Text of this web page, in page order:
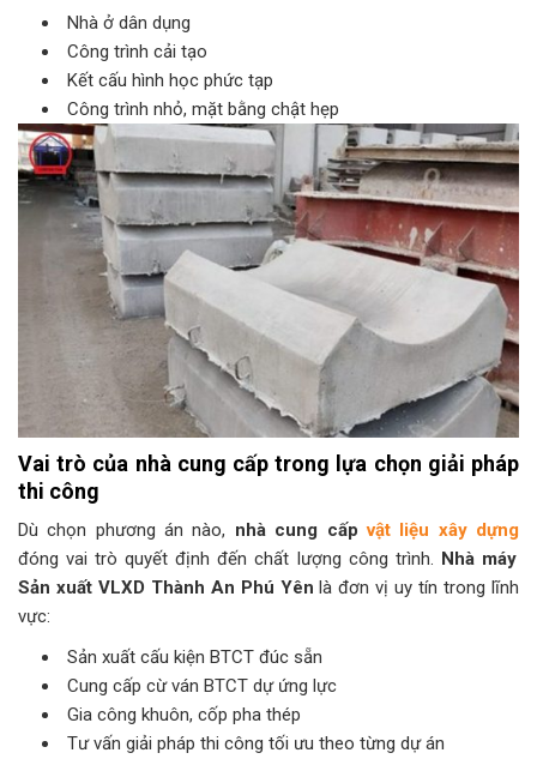
Nhà ở dân dụng
Công trình cải tạo
Kết cấu hình học phức tạp
Công trình nhỏ, mặt bằng chật hẹp
Vai trò của nhà cung cấp trong lựa chọn giải pháp
thi công
Dù chọn phương án nào, nhà cung cấpvật liệu xây dựng
đóng vai trò quyết định đến chất lượng công trình. Nhà máy
Sản xuất VLXD Thành An Phú Yên là đơn vị uy tín trong lĩnh
vực:
Sản xuất cấu kiện BTCT đúc sẵn
Cung cấp cừ ván BTCT dự ứng lực
Gia công khuôn, cốp pha thép
Tư vấn giải pháp thi công tối ưu theo từng dự án